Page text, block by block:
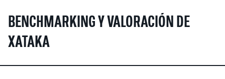
BENCHMARKING Y VALORACIÓN DE
XATAKA